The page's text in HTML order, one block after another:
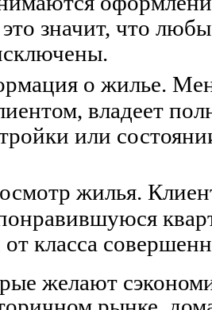
значит, что
о жилье.
владеет
или
жилья.
класса
желают